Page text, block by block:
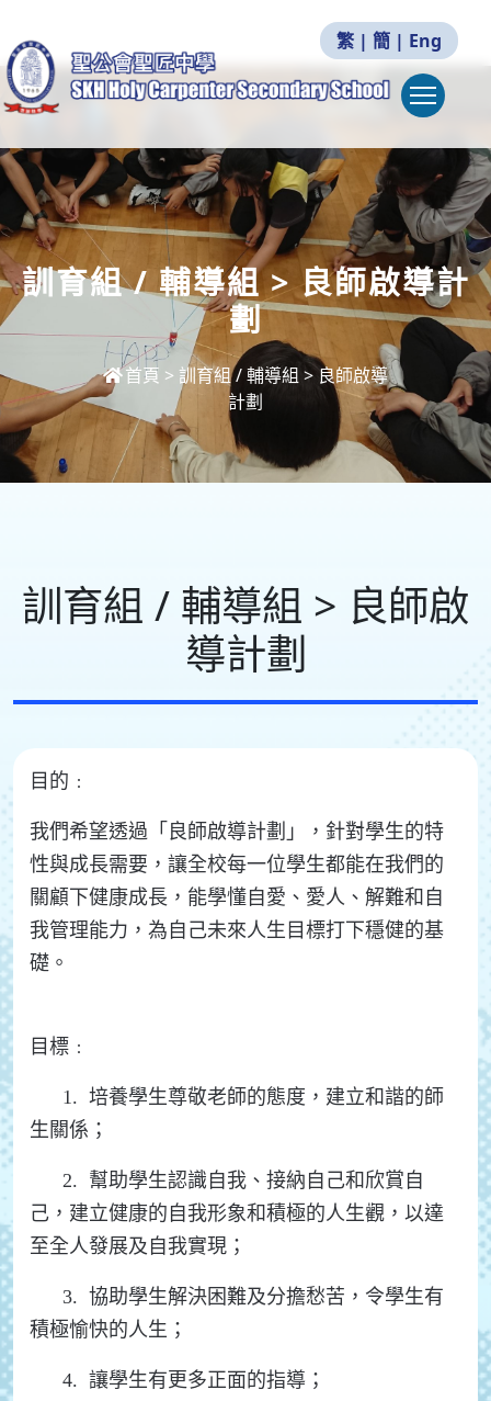
繁 | 簡 | Eng
訓育組 / 輔導組 > 良師啟導計
劃
首頁 > 訓育組 / 輔導組 > 良師啟導
計劃
訓育組 / 輔導組 > 良師啟
導計劃
目的﹕
我們希望透過「良師啟導計劃」，針對學生的特
性與成長需要，讓全校每一位學生都能在我們的
關顧下健康成長，能學懂自愛、愛人、解難和自
我管理能力，為自己未來人生目標打下穩健的基
礎。
目標﹕
1. 培養學生尊敬老師的態度，建立和諧的師
生關係；
2. 幫助學生認識自我、接納自己和欣賞自
己，建立健康的自我形象和積極的人生觀，以達
至全人發展及自我實現；
3. 協助學生解決困難及分擔愁苦，令學生有
積極愉快的人生；
4. 讓學生有更多正面的指導；